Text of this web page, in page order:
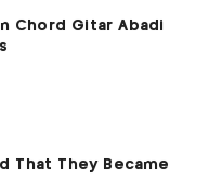
Chord Gitar Abadi